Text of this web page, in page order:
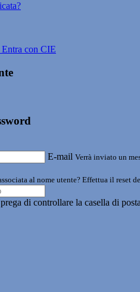
Entra con CIE
E-mail Verrà inviato un
al nome utente? Effettua il reset
di controllare la casella di